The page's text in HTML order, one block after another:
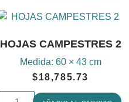
HOJAS CAMPESTRES 2
Medida: 60 × 43 cm
$18,785.73